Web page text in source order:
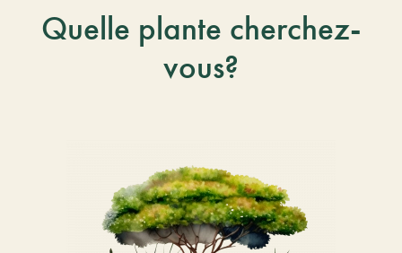
Quelle plante cherchez-
vous?